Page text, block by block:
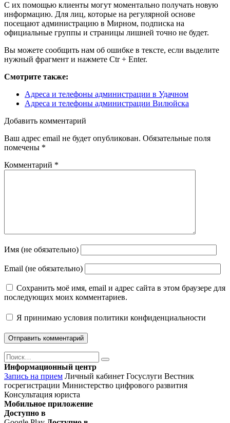
С их помощью клиенты могут моментально получать новую
информацию. Для лиц, которые на регулярной основе
посещают администрацию в Мирном, подписка на
официальные группы и страницы лишней точно не будет.
Вы можете сообщить нам об ошибке в тексте, если выделите
нужный фрагмент и нажмете Ctr + Enter.
Смотрите также:
Адреса и телефоны администрации в Удачном
Адреса и телефоны администрации Вилюйска
Добавить комментарий
Ваш адрес email не будет опубликован. Обязательные поля
помечены *
Комментарий *
Имя (не обязательно)
Email (не обязательно)
Сохранить моё имя, email и адрес сайта в этом браузере для
последующих моих комментариев.
Я принимаю условия политики конфиденциальности
Поиск
Найти
Информационный центр
Запись на прием Личный кабинет Госуслуги Вестник
госрегистрации Министерство цифрового развития
Консультация юриста
Мобильное приложение
Доступно в